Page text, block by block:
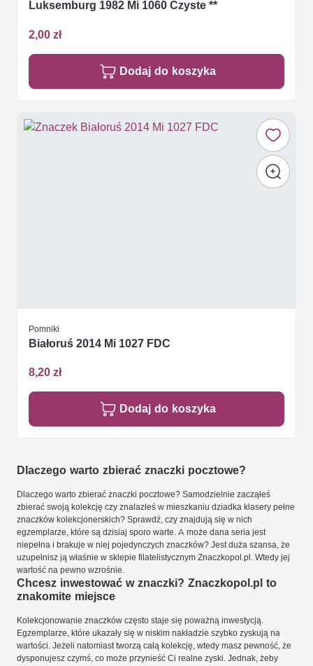
Luksemburg 1982 Mi 1060 Czyste **
2,00 zł
Dodaj do koszyka
Pomniki
Białoruś 2014 Mi 1027 FDC
8,20 zł
Dodaj do koszyka
Dlaczego warto zbierać znaczki pocztowe?
Dlaczego warto zbierać znaczki pocztowe? Samodzielnie zacząłeś
zbierać swoją kolekcję czy znalazłeś w mieszkaniu dziadka klasery pełne
znaczków kolekcjonerskich? Sprawdź, czy znajdują się w nich
egzemplarze, które są dzisiaj sporo warte. A może dana seria jest
niepełna i brakuje w niej pojedynczych znaczków? Jest duża szansa, że
uzupełnisz ją właśnie w sklepie filatelistycznym Znaczkopol.pl. Wtedy jej
wartość na pewno wzrośnie.
Chcesz inwestować w znaczki? Znaczkopol.pl to
znakomite miejsce
Kolekcjonowanie znaczków często staje się poważną inwestycją.
Egzemplarze, które ukazały się w niskim nakładzie szybko zyskują na
wartości. Jeżeli natomiast tworzą całą kolekcję, wtedy masz pewność, że
dysponujesz czymś, co może przynieść Ci realne zyski. Jednak, żeby